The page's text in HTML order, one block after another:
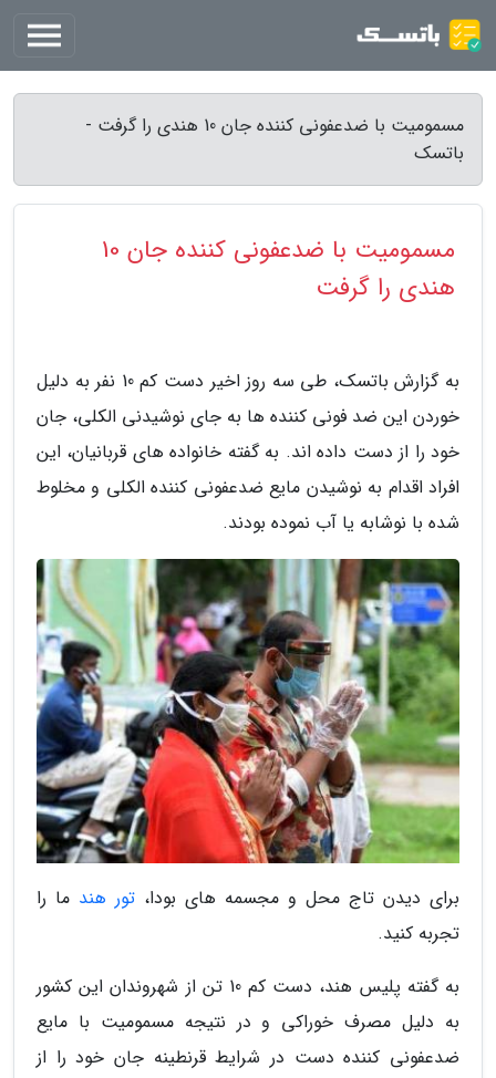
مسمومیت با ضدعفونی کننده جان 10 هندی را گرفت -
باتسک
مسمومیت با ضدعفونی کننده جان 10
هندی را گرفت
به گزارش باتسک، طی سه روز اخیر دست کم 10 نفر به دلیل
خوردن این ضد فونی کننده ها به جای نوشیدنی الکلی، جان
خود را از دست داده اند. به گفته خانواده های قربانیان، این
افراد اقدام به نوشیدن مایع ضدعفونی کننده الکلی و مخلوط
شده با نوشابه یا آب نموده بودند.
برای دیدن تاج محل و مجسمه های بودا، تور هند ما را
تجربه کنید.
به گفته پلیس هند، دست کم 10 تن از شهروندان این کشور
به دلیل مصرف خوراکی و در نتیجه مسمومیت با مایع
ضدعفونی کننده دست در شرایط قرنطینه جان خود را از